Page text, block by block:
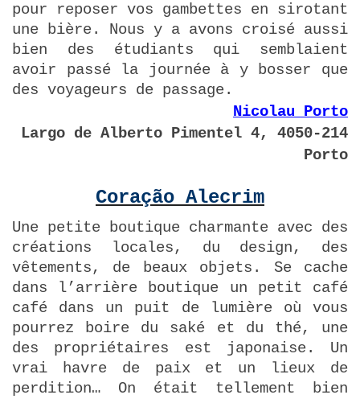
pour reposer vos gambettes en sirotant
une bière. Nous y a avons croisé aussi
bien des étudiants qui semblaient
avoir passé la journée à y bosser que
des voyageurs de passage.
Nicolau Porto
Largo de Alberto Pimentel 4, 4050-214
Porto
Coração Alecrim
Une petite boutique charmante avec des
créations locales, du design, des
vêtements, de beaux objets. Se cache
dans l’arrière boutique un petit café
café dans un puit de lumière où vous
pourrez boire du saké et du thé, une
des propriétaires est japonaise. Un
vrai havre de paix et un lieux de
perdition… On était tellement bien